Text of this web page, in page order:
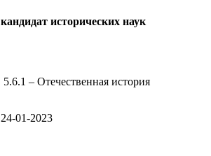
кандидат исторических наук
5.6.1 – Отечественная история
24-01-2023